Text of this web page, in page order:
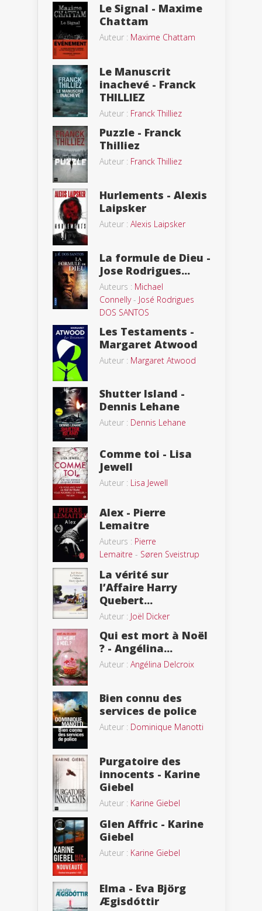
Le Signal - Maxime
Chattam
Auteur : Maxime Chattam
Le Manuscrit
inachevé - Franck
THILLIEZ
Auteur : Franck Thilliez
Puzzle - Franck
Thilliez
Auteur : Franck Thilliez
Hurlements - Alexis
Laipsker
Auteur : Alexis Laipsker
La formule de Dieu -
Jose Rodrigues...
Auteurs : Michael
Connelly- José Rodrigues
DOS SANTOS
Les Testaments -
Margaret Atwood
Auteur : Margaret Atwood
Shutter Island -
Dennis Lehane
Auteur : Dennis Lehane
Comme toi - Lisa
Jewell
Auteur : Lisa Jewell
Alex - Pierre
Lemaitre
Auteurs : Pierre
Lemaitre - Søren Sveistrup
La vérité sur
l’Affaire Harry
Quebert...
Auteur : Joël Dicker
Qui est mort à Noël
? - Angélina...
Auteur : Angélina Delcroix
Bien connu des
services de police
Auteur : Dominique Manotti
Purgatoire des
innocents - Karine
Giebel
Auteur : Karine Giebel
Glen Affric - Karine
Giebel
Auteur : Karine Giebel
Elma - Eva Björg
Ægisdóttir